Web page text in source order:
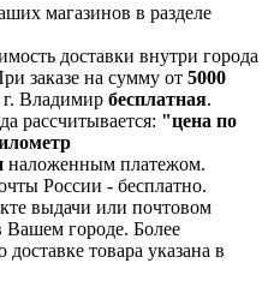
магазинов в разделе
доставки внутри города
заказе на сумму от 5000
г. Владимир бесплатная.
рассчитывается: "цена по
наложенным платежом.
России - бесплатно.
выдачи или почтовом
Вашем городе. Более
товара указана в